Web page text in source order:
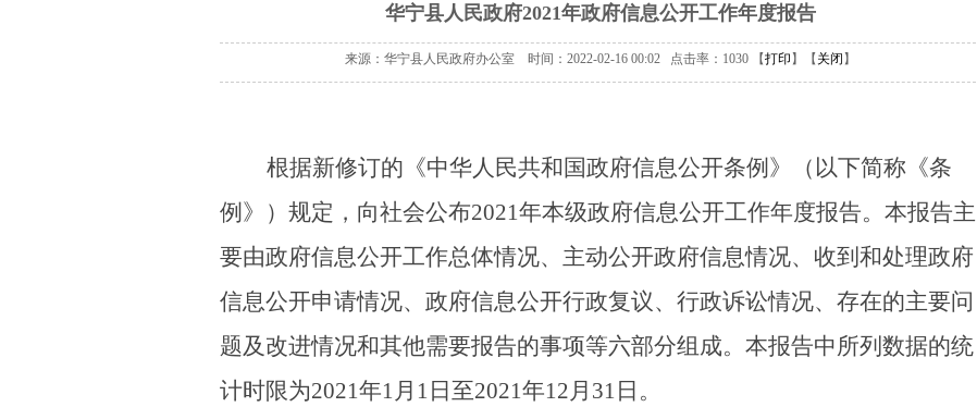
华宁县人民政府2021年政府信息公开工作年度报告
来源：华宁县人民政府办公室 时间：2022-02-16 00:02 点击率： 1030 【打印 】【 关闭 】
根据新修订的《中华人民共和国政府信息公开条例》（以下简称《条
例》）规定，向社会公布2021年本级政府信息公开工作年度报告。本报告主
要由政府信息公开工作总体情况、主动公开政府信息情况、收到和处理政府
信息公开申请情况、政府信息公开行政复议、行政诉讼情况、存在的主要问
题及改进情况和其他需要报告的事项等六部分组成。本报告中所列数据的统
计时限为2021年1月 1 日至2021年12月 31 日。